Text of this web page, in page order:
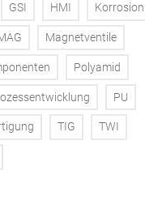
GSI HMI Korrosion
Magnetventile
Polyamid
PU
TIG TWI